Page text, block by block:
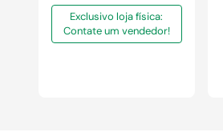
Exclusivo loja física:
Contate um vendedor!